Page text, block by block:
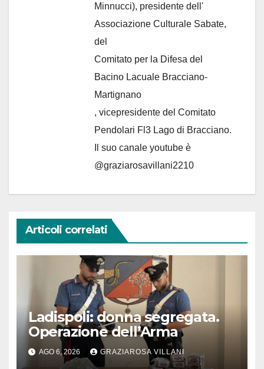
Minnucci), presidente dell'
Associazione Culturale Sabate,
del
Comitato per la Difesa del
Bacino Lacuale Bracciano-
Martignano
, vicepresidente del Comitato
Pendolari Fl3 Lago di Bracciano.
Il suo canale youtube è
@graziarosavillani2210
Articoli correlati
Ladispoli: donna segregata.
Operazione dell’Arma
AGO 6, 2026 GRAZIAROSA VILLANI